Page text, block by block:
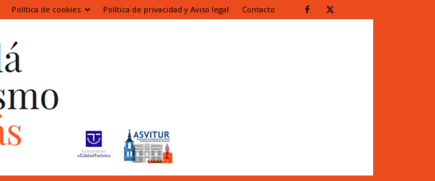
Política de cookies Política de privacidad y Aviso legal Contacto